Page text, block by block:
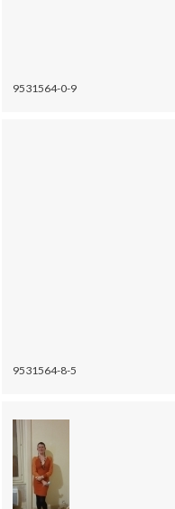
9531564-0-9
9531564-8-5